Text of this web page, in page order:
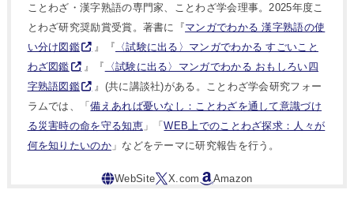
ことわざ・漢字熟語の専門家、ことわざ学会理事。2025年度こ
とわざ研究奨励賞受賞。著書に『マンガでわかる 漢字熟語の使
い分け図鑑
』『 〈試験に出る〉マンガでわかる すごいこと
わざ図鑑
』『
〈試験に出る〉マンガでわかる おもしろい四
字熟語図鑑
』(共に講談社)がある。ことわざ学会研究フォー
ラムでは、「備えあれば憂いなし：ことわざを通して意識づけ
る災害時の命を守る知恵」「WEB上でのことわざ探求：人々が
何を知りたいのか」などをテーマに研究報告を行う。